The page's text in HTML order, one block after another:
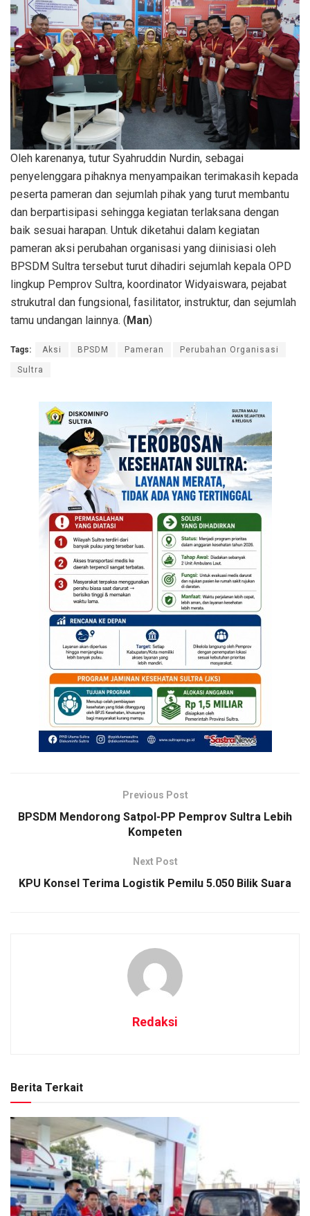
Oleh karenanya, tutur Syahruddin Nurdin, sebagai
penyelenggara pihaknya menyampaikan terimakasih kepada
peserta pameran dan sejumlah pihak yang turut membantu
dan berpartisipasi sehingga kegiatan terlaksana dengan
baik sesuai harapan. Untuk diketahui dalam kegiatan
pameran aksi perubahan organisasi yang diinisiasi oleh
BPSDM Sultra tersebut turut dihadiri sejumlah kepala OPD
lingkup Pemprov Sultra, koordinator Widyaiswara, pejabat
strukutral dan fungsional, fasilitator, instruktur, dan sejumlah
tamu undangan lainnya. ( Man)
Tags: Aksi BPSDM Pameran Perubahan Organisasi
Sultra
Previous Post
BPSDM Mendorong Satpol-PP Pemprov Sultra Lebih
Kompeten
Next Post
KPU Konsel Terima Logistik Pemilu 5.050 Bilik Suara
Redaksi
Berita Terkait